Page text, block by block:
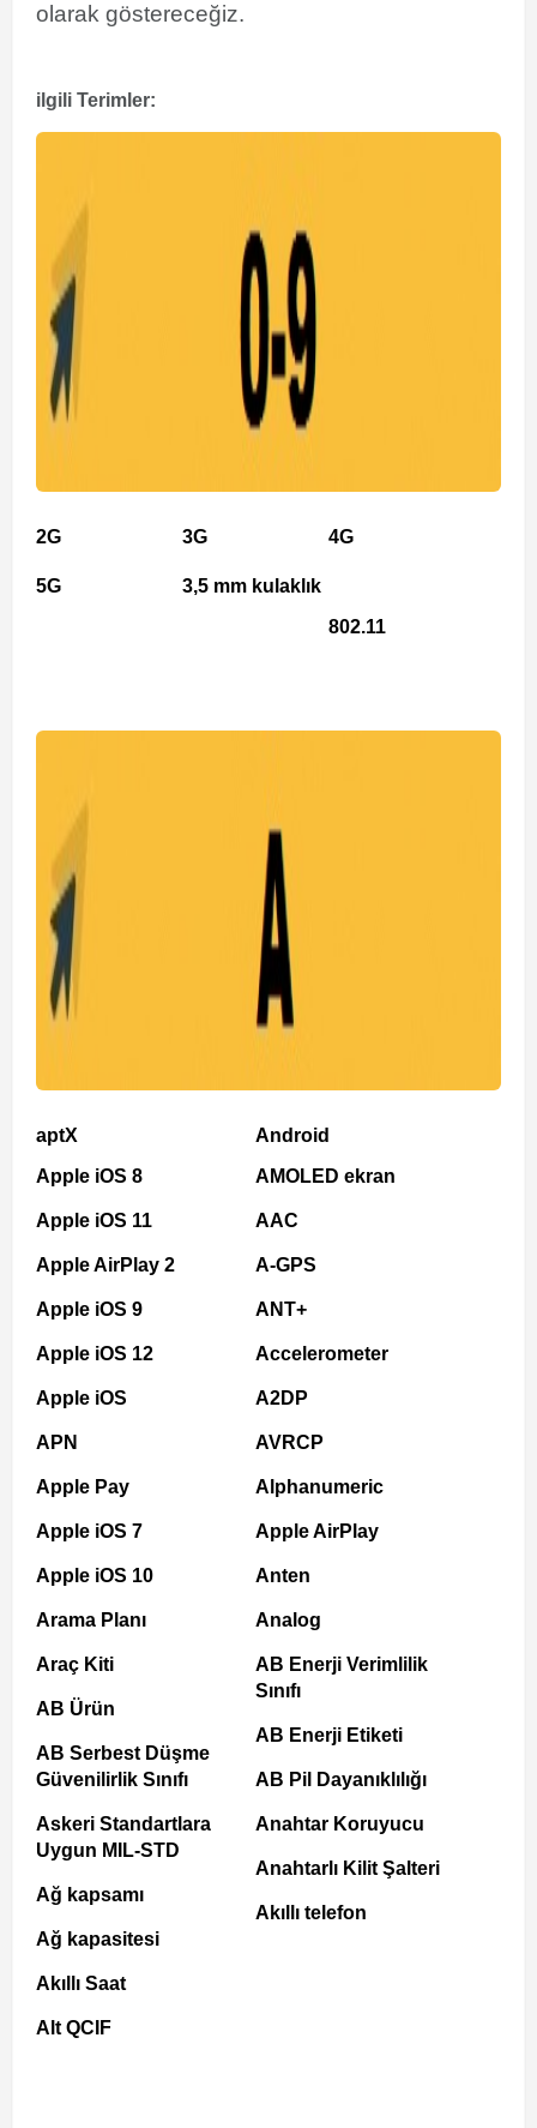
olarak göstereceğiz.
ilgili Terimler:
2G 3G 4G
5G
3,5 mm kulaklık
802.11
aptX
Apple iOS 8
Apple iOS 11
Apple AirPlay 2
Apple iOS 9
Apple iOS 12
Apple iOS
APN
Apple Pay
Apple iOS 7
Apple iOS 10
Arama Planı
Araç Kiti
AB Ürün
AB Serbest Düşme
Güvenilirlik Sınıfı
Askeri Standartlara
Uygun MIL-STD
Ağ kapsamı
Ağ kapasitesi
Akıllı Saat
Alt QCIF
Android
AMOLED ekran
AAC
A-GPS
ANT+
Accelerometer
A2DP
AVRCP
Alphanumeric
Apple AirPlay
Anten
Analog
AB Enerji Verimlilik
Sınıfı
AB Enerji Etiketi
AB Pil Dayanıklılığı
Anahtar Koruyucu
Anahtarlı Kilit Şalteri
Akıllı telefon